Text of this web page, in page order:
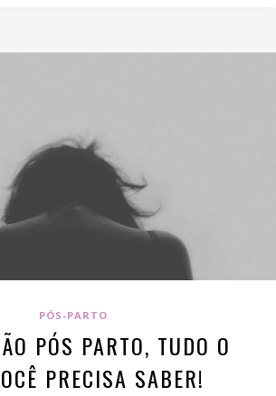
PÓS-PARTO
PÓS PARTO, TUDO O
PRECISA SABER!